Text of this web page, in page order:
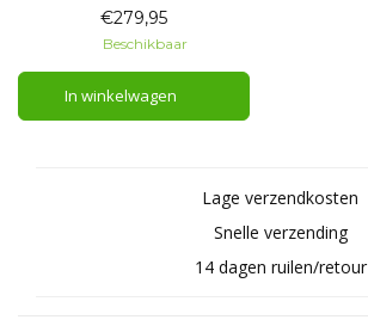
andere gas barbecue in
kwaliteit en prijs! Krachtige bbq
en eenvoudig schoon te
maken.
€279,95
Beschikbaar
In winkelwagen
Lage verzendkosten
Snelle verzending
14 dagen ruilen/retour